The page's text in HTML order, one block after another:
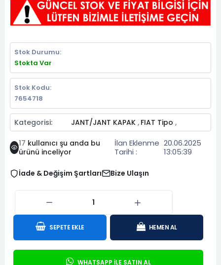
Stok Durumu:
Stokta Var
Stok Kodu:
7654718
Kategorisi: JANT/JANT KAPAK , FIAT Tipo ,
17 kullanıcı şu anda bu
ürünü inceliyor
İlan Eklenme
Tarihi :
20.06.2025
13:05:39
İade & Değişim Şartları Bize Ulaşın
SEPETE EKLE HEMEN AL
WHATSAPP İLE SATIN AL